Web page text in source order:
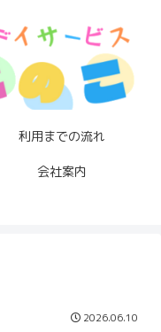
利用までの流れ
会社案内
2026.06.10